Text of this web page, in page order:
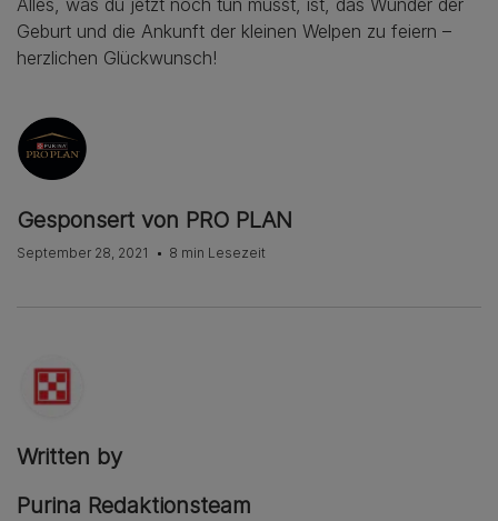
Geburt und die Ankunft der kleinen Welpen zu feiern –
herzlichen Glückwunsch!
Gesponsert von PRO PLAN
September 28, 2021 8 min Lesezeit
Written by
Purina Redaktionsteam